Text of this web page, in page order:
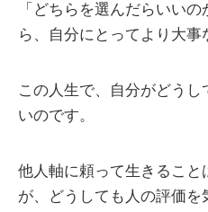
「どちらを選んだらいい
ら、自分にとってより大事
この人生で、自分がどう
いのです。
他人軸に頼って生きるこ
が、どうしても人の評価